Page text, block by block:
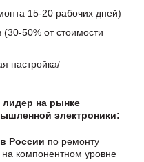
15-20 рабочих дней)
50% от стоимости
настройка/
лидер на рынке
электроники:
России по ремонту
компонентном уровне